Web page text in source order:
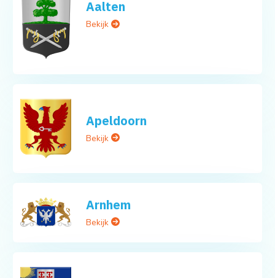
Aalten
Bekijk
Apeldoorn
Bekijk
Arnhem
Bekijk